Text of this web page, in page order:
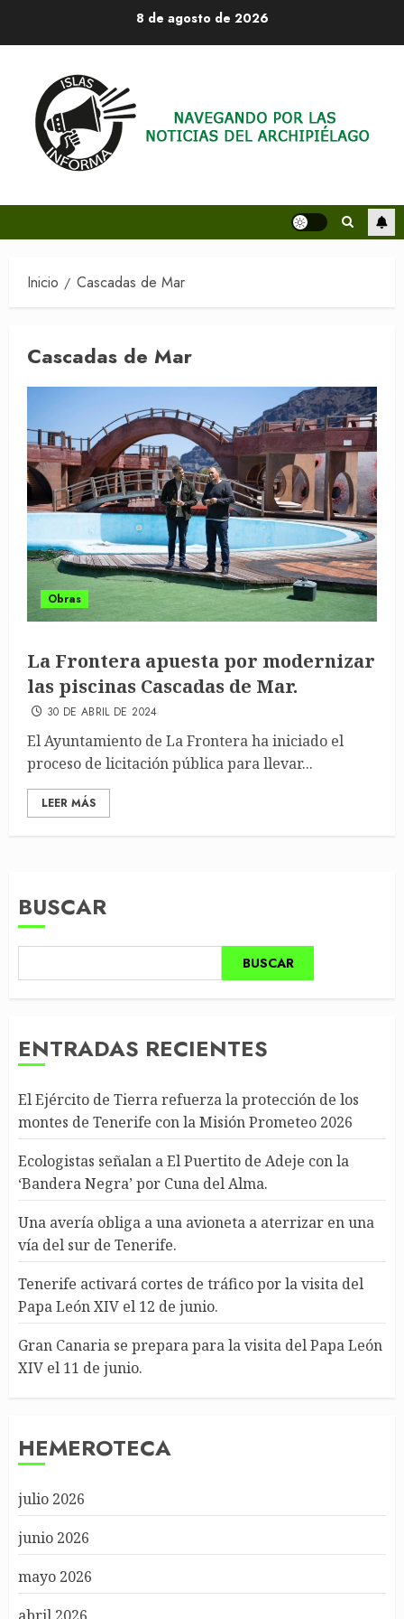
8 de agosto de 2026
Inicio Cascadas de Mar
Cascadas de Mar
Obras
La Frontera apuesta por modernizar
las piscinas Cascadas de Mar.
30 DE ABRIL DE 2024
El Ayuntamiento de La Frontera ha iniciado el
proceso de licitación pública para llevar...
LEER MÁS
BUSCAR
BUSCAR
ENTRADAS RECIENTES
El Ejército de Tierra refuerza la protección de los
montes de Tenerife con la Misión Prometeo 2026
Ecologistas señalan a El Puertito de Adeje con la
‘Bandera Negra’ por Cuna del Alma.
Una avería obliga a una avioneta a aterrizar en una
vía del sur de Tenerife.
Tenerife activará cortes de tráfico por la visita del
Papa León XIV el 12 de junio.
Gran Canaria se prepara para la visita del Papa León
XIV el 11 de junio.
HEMEROTECA
julio 2026
junio 2026
mayo 2026